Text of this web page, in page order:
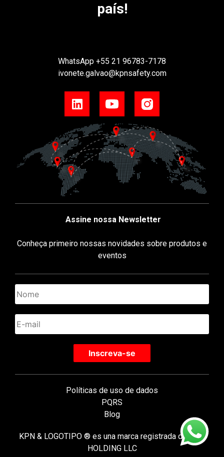
país!
WhatsApp +55 21 96783-7178
ivonete.galvao@kpnsafety.com
Assine nossa Newsletter
Conheça primeiro nossas novidades sobre produtos e
eventos
Políticas de uso de dados
PQRS
Blog
KPN & LOGOTIPO ® es una marca registrada de KPN
HOLDING LLC